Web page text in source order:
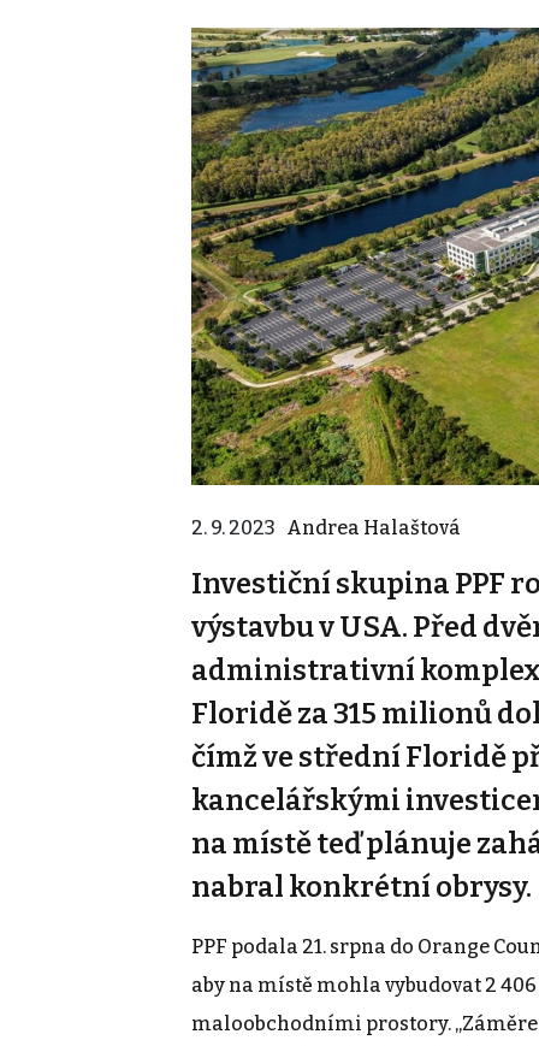
2. 9. 2023 Andrea Halaštová
Investiční skupina PPF
výstavbu v USA. Před
administrativní komplex
Floridě za 315 milionů
čímž ve střední Floridě
kancelářskými
na místě teď plánuje
nabral konkrétní obrysy.
PPF podala 21. srpna do Orange
aby na místě mohla vybudovat 2
maloobchodními prostory.